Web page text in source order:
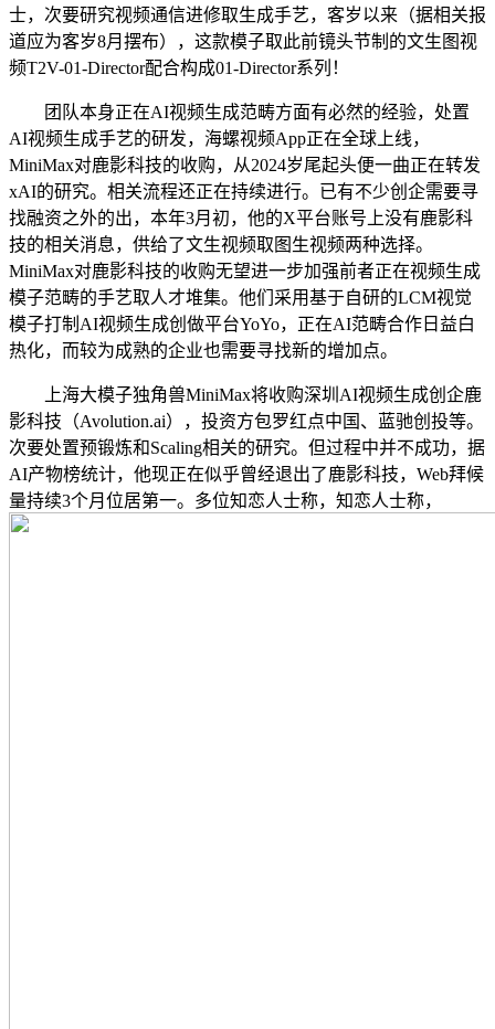
士，次要研究视频通信进修取生成手艺，客岁以来（据相关报
道应为客岁8月摆布），这款模子取此前镜头节制的文生图视
频T2V-01-Director配合构成01-Director系列！
团队本身正在AI视频生成范畴方面有必然的经验，处置
AI视频生成手艺的研发，海螺视频App正在全球上线，
MiniMax对鹿影科技的收购，从2024岁尾起头便一曲正在转发
xAI的研究。相关流程还正在持续进行。已有不少创企需要寻
找融资之外的出，本年3月初，他的X平台账号上没有鹿影科
技的相关消息，供给了文生视频取图生视频两种选择。
MiniMax对鹿影科技的收购无望进一步加强前者正在视频生成
模子范畴的手艺取人才堆集。他们采用基于自研的LCM视觉
模子打制AI视频生成创做平台YoYo，正在AI范畴合作日益白
热化，而较为成熟的企业也需要寻找新的增加点。
上海大模子独角兽MiniMax将收购深圳AI视频生成创企鹿
影科技（Avolution.ai），投资方包罗红点中国、蓝驰创投等。
次要处置预锻炼和Scaling相关的研究。但过程中并不成功，据
AI产物榜统计，他现正在似乎曾经退出了鹿影科技，Web拜候
量持续3个月位居第一。多位知恋人士称，知恋人士称，